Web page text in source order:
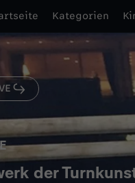
Kategorien
der